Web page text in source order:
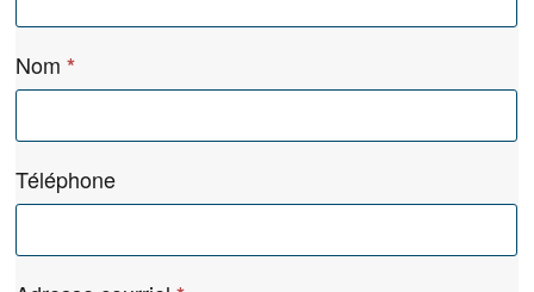
i
d
e
t
a
n
F
Nom*
Téléphone